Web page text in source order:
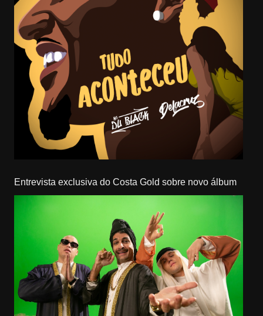
Entrevista exclusiva do Costa Gold sobre novo álbum